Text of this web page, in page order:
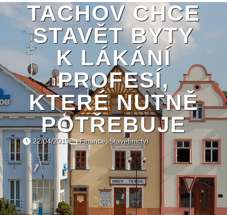
TACHOV CHCE
STAVĚT BYTY
K LÁKÁNÍ
PROFESÍ,
KTERÉ NUTNĚ
POTŘEBUJE
22/04/2019 Finance,Stavebnictví